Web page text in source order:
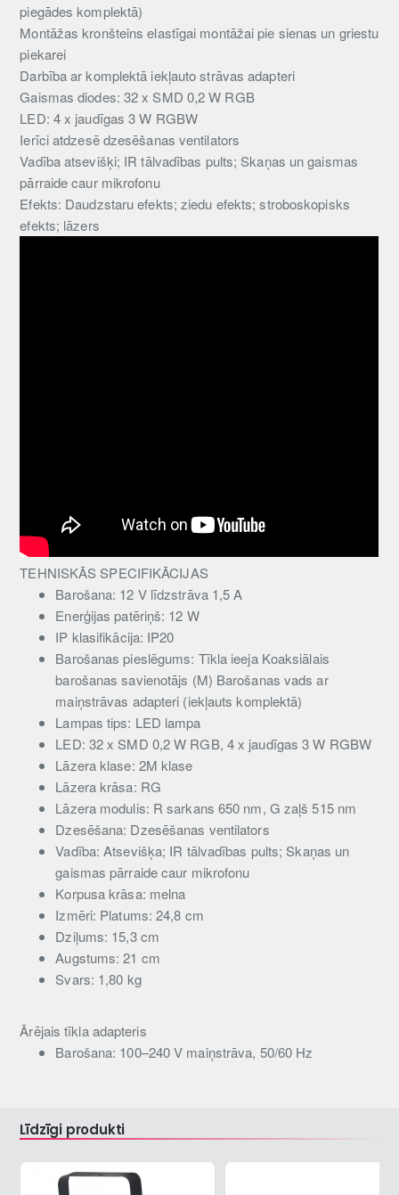
piegādes komplektā)
Montāžas kronšteins elastīgai montāžai pie sienas un griestu
piekarei
Darbība ar komplektā iekļauto strāvas adapteri
Gaismas diodes: 32 x SMD 0,2 W RGB
LED: 4 x jaudīgas 3 W RGBW
Ierīci atdzesē dzesēšanas ventilators
Vadība atsevišķi; IR tālvadības pults; Skaņas un gaismas
pārraide caur mikrofonu
Efekts: Daudzstaru efekts; ziedu efekts; stroboskopisks
efekts; lāzers
TEHNISKĀS SPECIFIKĀCIJAS
Barošana: 12 V līdzstrāva 1,5 A
Enerģijas patēriņš: 12 W
IP klasifikācija: IP20
Barošanas pieslēgums: Tīkla ieeja Koaksiālais
barošanas savienotājs (M) Barošanas vads ar
maiņstrāvas adapteri (iekļauts komplektā)
Lampas tips: LED lampa
LED: 32 x SMD 0,2 W RGB, 4 x jaudīgas 3 W RGBW
Lāzera klase: 2M klase
Lāzera krāsa: RG
Lāzera modulis: R sarkans 650 nm, G zaļš 515 nm
Dzesēšana: Dzesēšanas ventilators
Vadība: Atsevišķa; IR tālvadības pults; Skaņas un
gaismas pārraide caur mikrofonu
Korpusa krāsa: melna
Izmēri: Platums: 24,8 cm
Dziļums: 15,3 cm
Augstums: 21 cm
Svars: 1,80 kg
Ārējais tīkla adapteris
Barošana: 100–240 V maiņstrāva, 50/60 Hz
Līdzīgi produkti